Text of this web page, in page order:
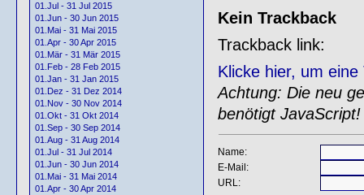
01.Jul - 31 Jul 2015
01.Jun - 30 Jun 2015
01.Mai - 31 Mai 2015
01.Apr - 30 Apr 2015
01.Mär - 31 Mär 2015
01.Feb - 28 Feb 2015
01.Jan - 31 Jan 2015
01.Dez - 31 Dez 2014
01.Nov - 30 Nov 2014
01.Okt - 31 Okt 2014
01.Sep - 30 Sep 2014
01.Aug - 31 Aug 2014
01.Jul - 31 Jul 2014
01.Jun - 30 Jun 2014
01.Mai - 31 Mai 2014
01.Apr - 30 Apr 2014
Kein Trackback
Trackback link:
Klicke hier, um
Achtung: Die neu
benötigt JavaScript!
Name:
E-Mail:
URL: